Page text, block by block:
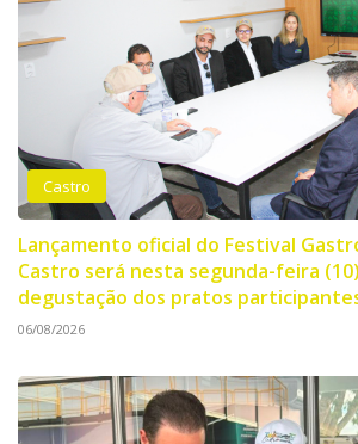
Castro
Lançamento oficial do Festival
Castro será nesta segunda-feira
degustação dos pratos
06/08/2026